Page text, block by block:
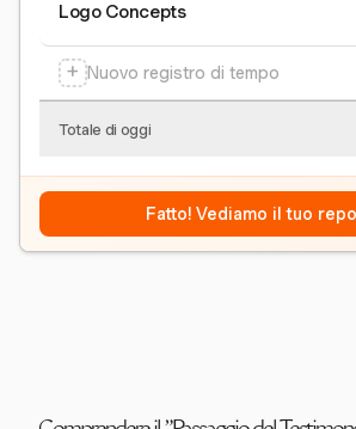
Logo Concepts
+ Nuovo registro di tempo
Totale di oggi
Fatto! Vediamo il tuo